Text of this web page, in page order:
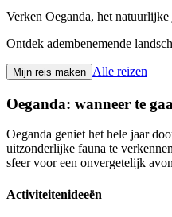
Verken Oeganda, het
Ontdek adembenemende
Mijn reis maken Alle reizen
Oeganda: wanneer te
Oeganda geniet het hele jaar
uitzonderlijke fauna te
sfeer voor een onvergetelijk
Activiteitenideeën